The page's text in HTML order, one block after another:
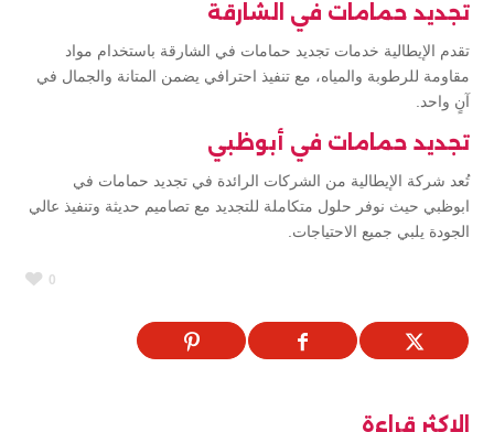
تجديد حمامات في الشارقة
تقدم الإيطالية خدمات تجديد حمامات في الشارقة باستخدام مواد
مقاومة للرطوبة والمياه، مع تنفيذ احترافي يضمن المتانة والجمال في
آنٍ واحد.
تجديد حمامات في أبوظبي
تُعد شركة الإيطالية من الشركات الرائدة في تجديد حمامات في
ابوظبي حيث نوفر حلول متكاملة للتجديد مع تصاميم حديثة وتنفيذ عالي
الجودة يلبي جميع الاحتياجات.
0
الاكثر قراءة